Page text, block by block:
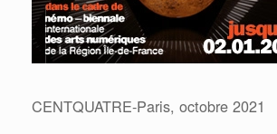
CENTQUATRE-Paris, octobre 2021